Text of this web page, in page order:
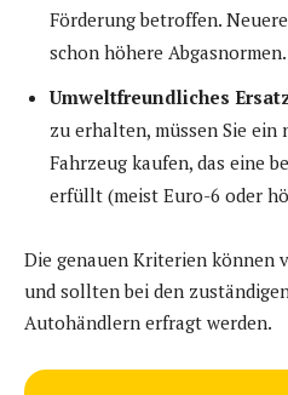
Förderung betroffen.
schon höhere Abgasnormen.
Umweltfreundliches
zu erhalten, müssen Sie ein
Fahrzeug kaufen, das eine
erfüllt (meist Euro-6 oder
Die genauen Kriterien können
und sollten bei den
Autohändlern erfragt werden.